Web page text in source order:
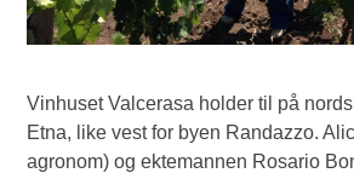
Vinhuset Valcerasa holder til på
Etna, like vest for byen Randazzo.
agronom) og ektemannen Rosario